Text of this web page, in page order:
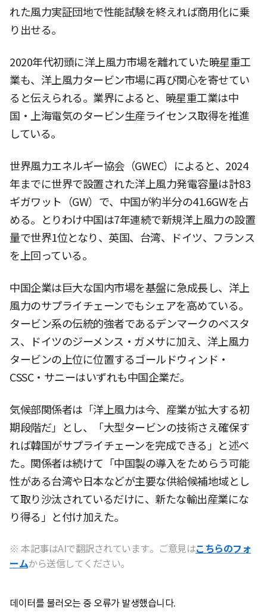
れた風力実証団地で性能試験を終えれば商用化に乗
り出せる。
2020年代初頭に洋上風力市場を離れていた暁星重工
業も、洋上風力タービン市場に再び関心を寄せてい
ると伝えられる。業界によると、暁星重工業は中
国・上海電気のタービン生産ライセンス取得を推進
している。
世界風力エネルギー協会（GWEC）によると、2024
年までに世界で設置された洋上風力発電容量は計83
ギガワット（GW）で、中国が約半分の41.6GWを占
める。とりわけ中国は7年連続で新規洋上風力の設置
量で世界1位となり、英国、台湾、ドイツ、フランス
を上回っている。
中国企業は巨大な国内市場を基盤に急成長し、洋上
風力のサプライチェーンでもシェアを高めている。
タービン系の伝統的強者であるデンマークのベスタ
ス、ドイツのジーメンス・ガメサに加え、洋上風力
タービンの上位に位置するゴールドウィンド・
CSSC・サニーはいずれも中国企業だ。
気候部関係者は「洋上風力は今、産業が拡大する初
期段階だ」とし、「大型タービンの技術さえ確保す
れば韓国がサプライチェーンを完成できる」と述べ
た。関係者は続けて「中国製の導入をためらう可能
性がある台湾や日本などが主要な供給候補地域とし
て取り沙汰されているだけに、新たな輸出産業にな
り得る」と付け加えた。
※ 本記事はAIで翻訳されています。ご意見はこちらのフォ
ームから送信してください。
데이터를 불러오는 중 오류가 발생했습니다.